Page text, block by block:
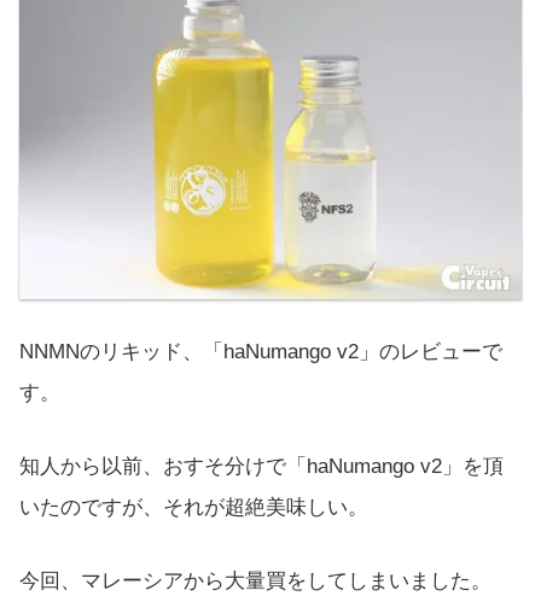
NNMNのリキッド、「haNumango v2」のレビューで
す。
知人から以前、おすそ分けで「haNumango v2」を頂
いたのですが、それが超絶美味しい。
今回、マレーシアから大量買をしてしまいました。